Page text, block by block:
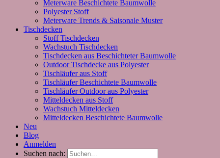
Meterware Beschichtete Baumwolle
Polyester Stoff
Meterware Trends & Saisonale Muster
Tischdecken
Stoff Tischdecken
Wachstuch Tischdecken
Tischdecken aus Beschichteter Baumwolle
Outdoor Tischdecke aus Polyester
Tischläufer aus Stoff
Tischläufer Beschichtete Baumwolle
Tischläufer Outdoor aus Polyester
Mitteldecken aus Stoff
Wachstuch Mitteldecken
Mitteldecken Beschichtete Baumwolle
Neu
Blog
Anmelden
Suchen nach: